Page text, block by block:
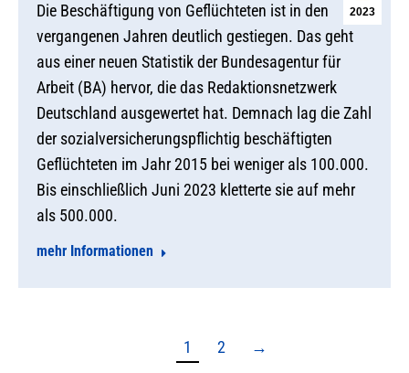
2023
Die Beschäftigung von Geflüchteten ist in den
vergangenen Jahren deutlich gestiegen. Das geht
aus einer neuen Statistik der Bundesagentur für
Arbeit (BA) hervor, die das Redaktionsnetzwerk
Deutschland ausgewertet hat. Demnach lag die Zahl
der sozialversicherungspflichtig beschäftigten
Geflüchteten im Jahr 2015 bei weniger als 100.000.
Bis einschließlich Juni 2023 kletterte sie auf mehr
als 500.000.
mehr Informationen
1 2 →